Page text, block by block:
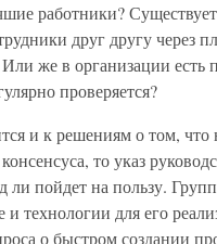
работники?
друг другу через
же в организации есть
проверяется?
и к решениям о том,
то указ
ли пойдет на пользу.
технологии для его
о быстром создании